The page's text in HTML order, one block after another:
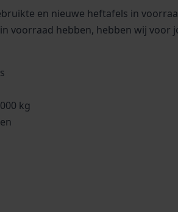
en nieuwe heftafels in
voorraad hebben, hebben wij voor
kg